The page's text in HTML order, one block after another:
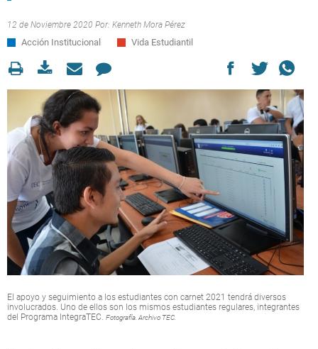
12 de Noviembre 2020 Por: Kenneth Mora Pérez
Acción Institucional Vida Estudiantil
El apoyo y seguimiento a los estudiantes con carnet 2021 tendrá diversos
involucrados. Uno de ellos son los mismos estudiantes regulares, integrantes
del Programa IntegraTEC. Fotografía. Archivo TEC.